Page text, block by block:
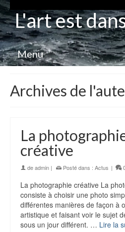
L'art est
Menu
Archives de
La
créative
deadmin | Posté dans : Actus |
La photographie créative La
consiste à choisir une photo
différentes manières de façon à
artistique et faisant voir le sujet
sous un jour différent. … Lire la